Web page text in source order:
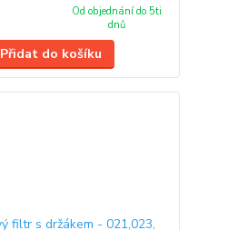
Od objednání do 5ti
dnů
Přidat do košíku